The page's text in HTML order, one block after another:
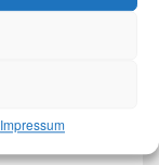
Impressum